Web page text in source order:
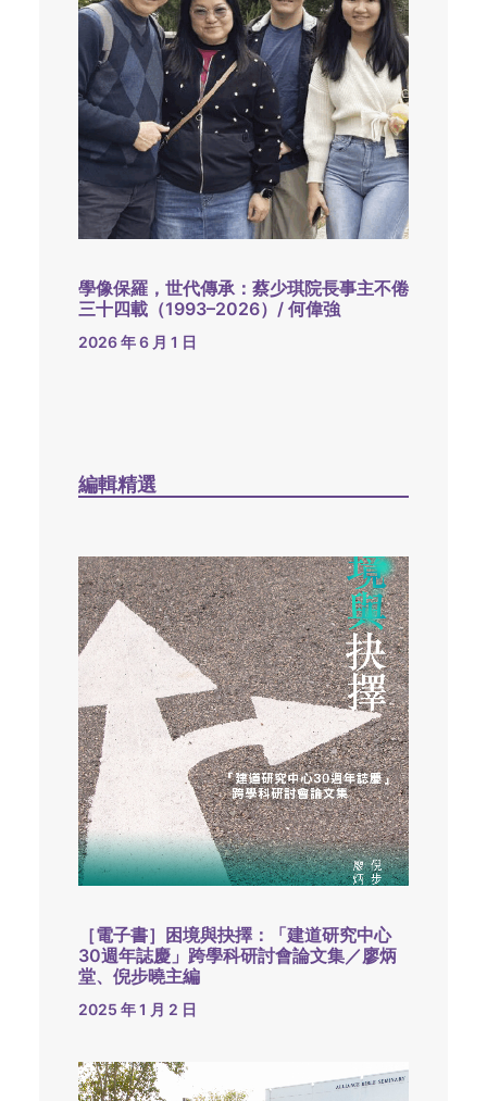
學像保羅，世代傳承：蔡少琪院長事主不倦
三十四載（1993–2026）/ 何偉強
2026 年 6 月 1 日
編輯精選
［電子書］困境與抉擇：「建道研究中心
30週年誌慶」跨學科研討會論文集／廖炳
堂、倪步曉主編
2025 年 1 月 2 日